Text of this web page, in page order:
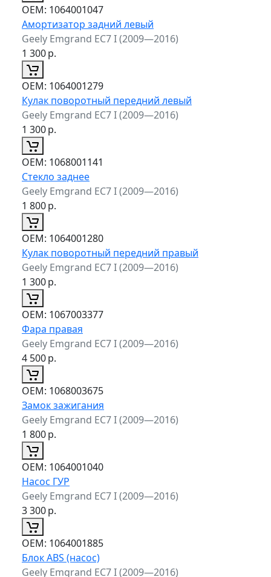
ОЕМ: 1064001047
Амортизатор задний левый
Geely Emgrand EC7 I (2009—2016)
1 300р.
ОЕМ: 1064001279
Кулак поворотный передний левый
Geely Emgrand EC7 I (2009—2016)
1 300р.
ОЕМ: 1068001141
Стекло заднее
Geely Emgrand EC7 I (2009—2016)
1 800р.
ОЕМ: 1064001280
Кулак поворотный передний правый
Geely Emgrand EC7 I (2009—2016)
1 300р.
ОЕМ: 1067003377
Фара правая
Geely Emgrand EC7 I (2009—2016)
4 500р.
ОЕМ: 1068003675
Замок зажигания
Geely Emgrand EC7 I (2009—2016)
1 800р.
ОЕМ: 1064001040
Насос ГУР
Geely Emgrand EC7 I (2009—2016)
3 300р.
ОЕМ: 1064001885
Блок ABS (насос)
Geely Emgrand EC7 I (2009—2016)